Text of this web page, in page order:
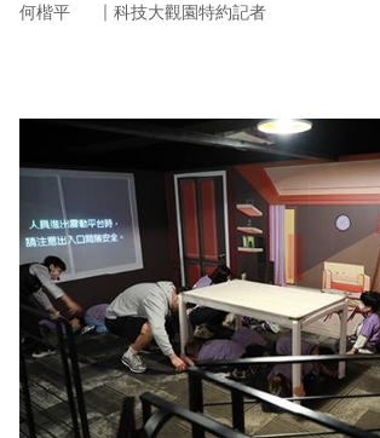
何楷平 ｜ 科技大觀園特約記者